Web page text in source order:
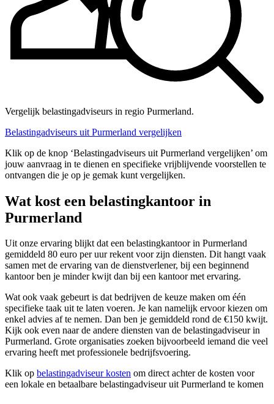
Vergelijk belastingadviseurs in regio Purmerland.
Belastingadviseurs uit Purmerland vergelijken
Klik op de knop ‘Belastingadviseurs uit Purmerland vergelijken’ om
jouw aanvraag in te dienen en specifieke vrijblijvende voorstellen te
ontvangen die je op je gemak kunt vergelijken.
Wat kost een belastingkantoor in
Purmerland
Uit onze ervaring blijkt dat een belastingkantoor in Purmerland
gemiddeld 80 euro per uur rekent voor zijn diensten. Dit hangt vaak
samen met de ervaring van de dienstverlener, bij een beginnend
kantoor ben je minder kwijt dan bij een kantoor met ervaring.
Wat ook vaak gebeurt is dat bedrijven de keuze maken om één
specifieke taak uit te laten voeren. Je kan namelijk ervoor kiezen om
enkel advies af te nemen. Dan ben je gemiddeld rond de €150 kwijt.
Kijk ook even naar de andere diensten van de belastingadviseur in
Purmerland. Grote organisaties zoeken bijvoorbeeld iemand die veel
ervaring heeft met professionele bedrijfsvoering.
Klik op belastingadviseur kosten om direct achter de kosten voor
een lokale en betaalbare belastingadviseur uit Purmerland te komen